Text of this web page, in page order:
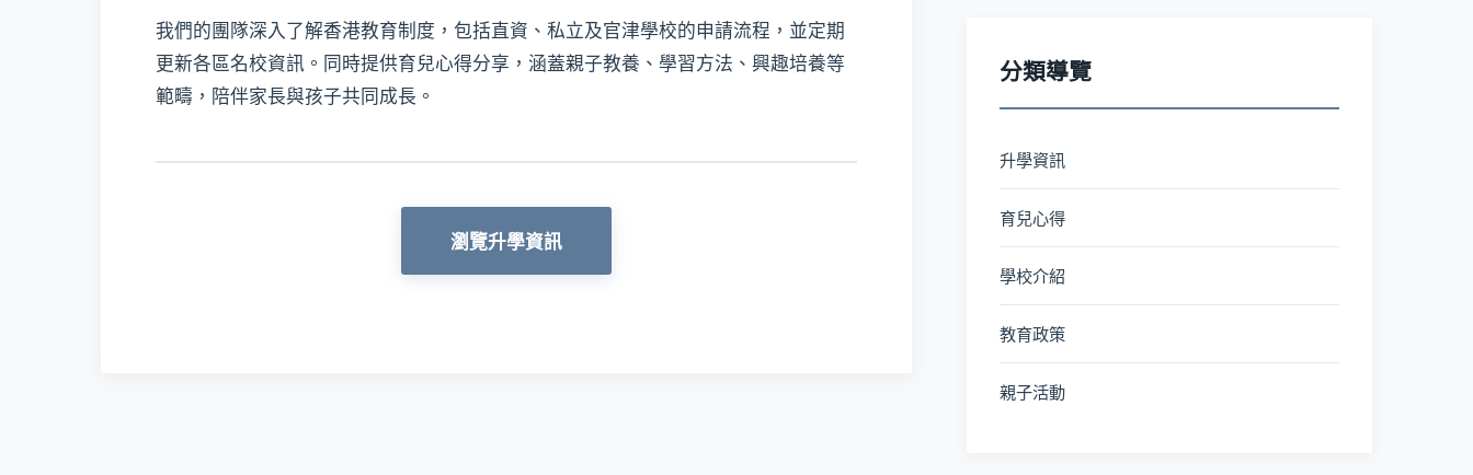
我們的團隊深入了解香港教育制度，包括直資、私立及官津學校的申請流程，並定期
更新各區名校資訊。同時提供育兒心得分享，涵蓋親子教養、學習方法、興趣培養等
範疇，陪伴家長與孩子共同成長。
瀏覽升學資訊
分類導覽
升學資訊
育兒心得
學校介紹
教育政策
親子活動